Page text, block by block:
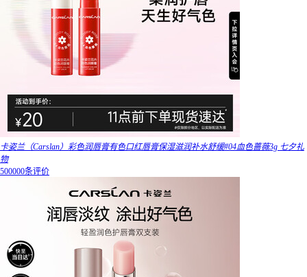
卡姿兰（Carslan）彩色润唇膏有色口红唇膏保湿滋润补水舒缓#04血色蔷薇3g 七夕礼
物
500000条评价